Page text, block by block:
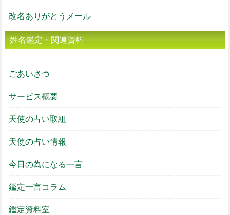
改名ありがとうメール
姓名鑑定・関連資料
ごあいさつ
サービス概要
天使の占い取組
天使の占い情報
今日の為になる一言
鑑定一言コラム
鑑定資料室